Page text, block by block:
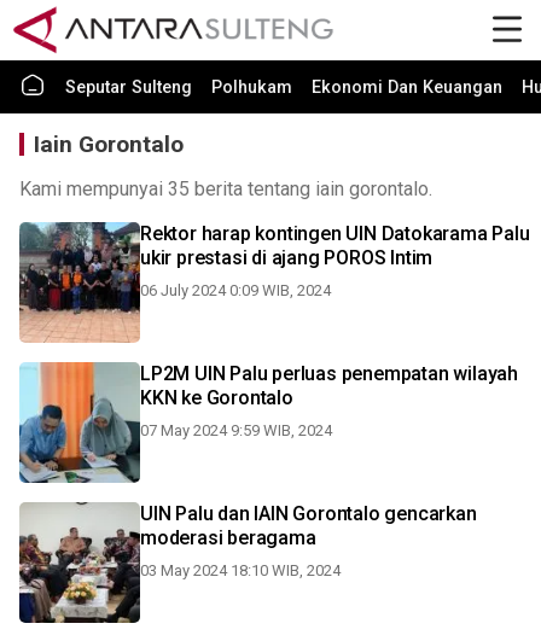
Seputar Sulteng Polhukam Ekonomi Dan Keuangan
Iain Gorontalo
Kami mempunyai 35 berita tentang iain gorontalo.
Rektor harap kontingen UIN Datokarama Palu
ukir prestasi di ajang POROS Intim
06 July 2024 0:09 WIB, 2024
LP2M UIN Palu perluas penempatan wilayah
KKN ke Gorontalo
07 May 2024 9:59 WIB, 2024
UIN Palu dan IAIN Gorontalo gencarkan
moderasi beragama
03 May 2024 18:10 WIB, 2024